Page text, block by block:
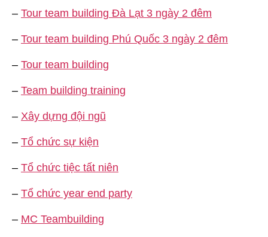
– Tour team building Đà Lạt 3 ngày 2 đêm
– Tour team building Phú Quốc 3 ngày 2 đêm
– Tour team building
– Team building training
– Xây dựng đội ngũ
– Tổ chức sự kiện
– Tổ chức tiệc tất niên
– Tổ chức year end party
– MC Teambuilding